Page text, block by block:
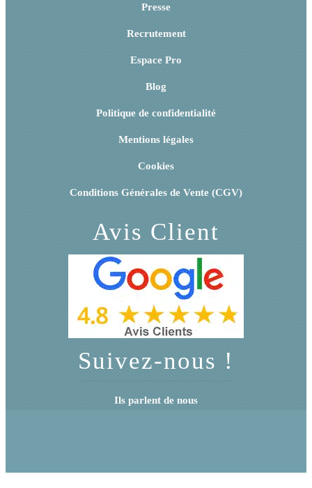
Presse
Recrutement
Espace Pro
Blog
Politique de confidentialité
Mentions légales
Cookies
Conditions Générales de Vente (CGV)
Avis Client
Suivez-nous !
Ils parlent de nous